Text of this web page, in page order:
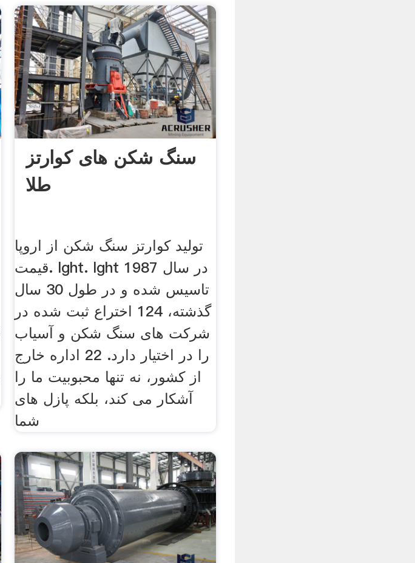
سنگ شکن های کوارتز
طلا
تولید کوارتز سنگ شکن از اروپا
قیمت. lght. lght در سال 1987
تاسیس شده و در طول 30 سال
گذشته، 124 اختراع ثبت شده در
شركت های سنگ شكن و آسیاب
را در اختیار دارد. 22 اداره خارج
از کشور، نه تنها محبوبیت ما را
آشکار می کند، بلکه پازل های
شما